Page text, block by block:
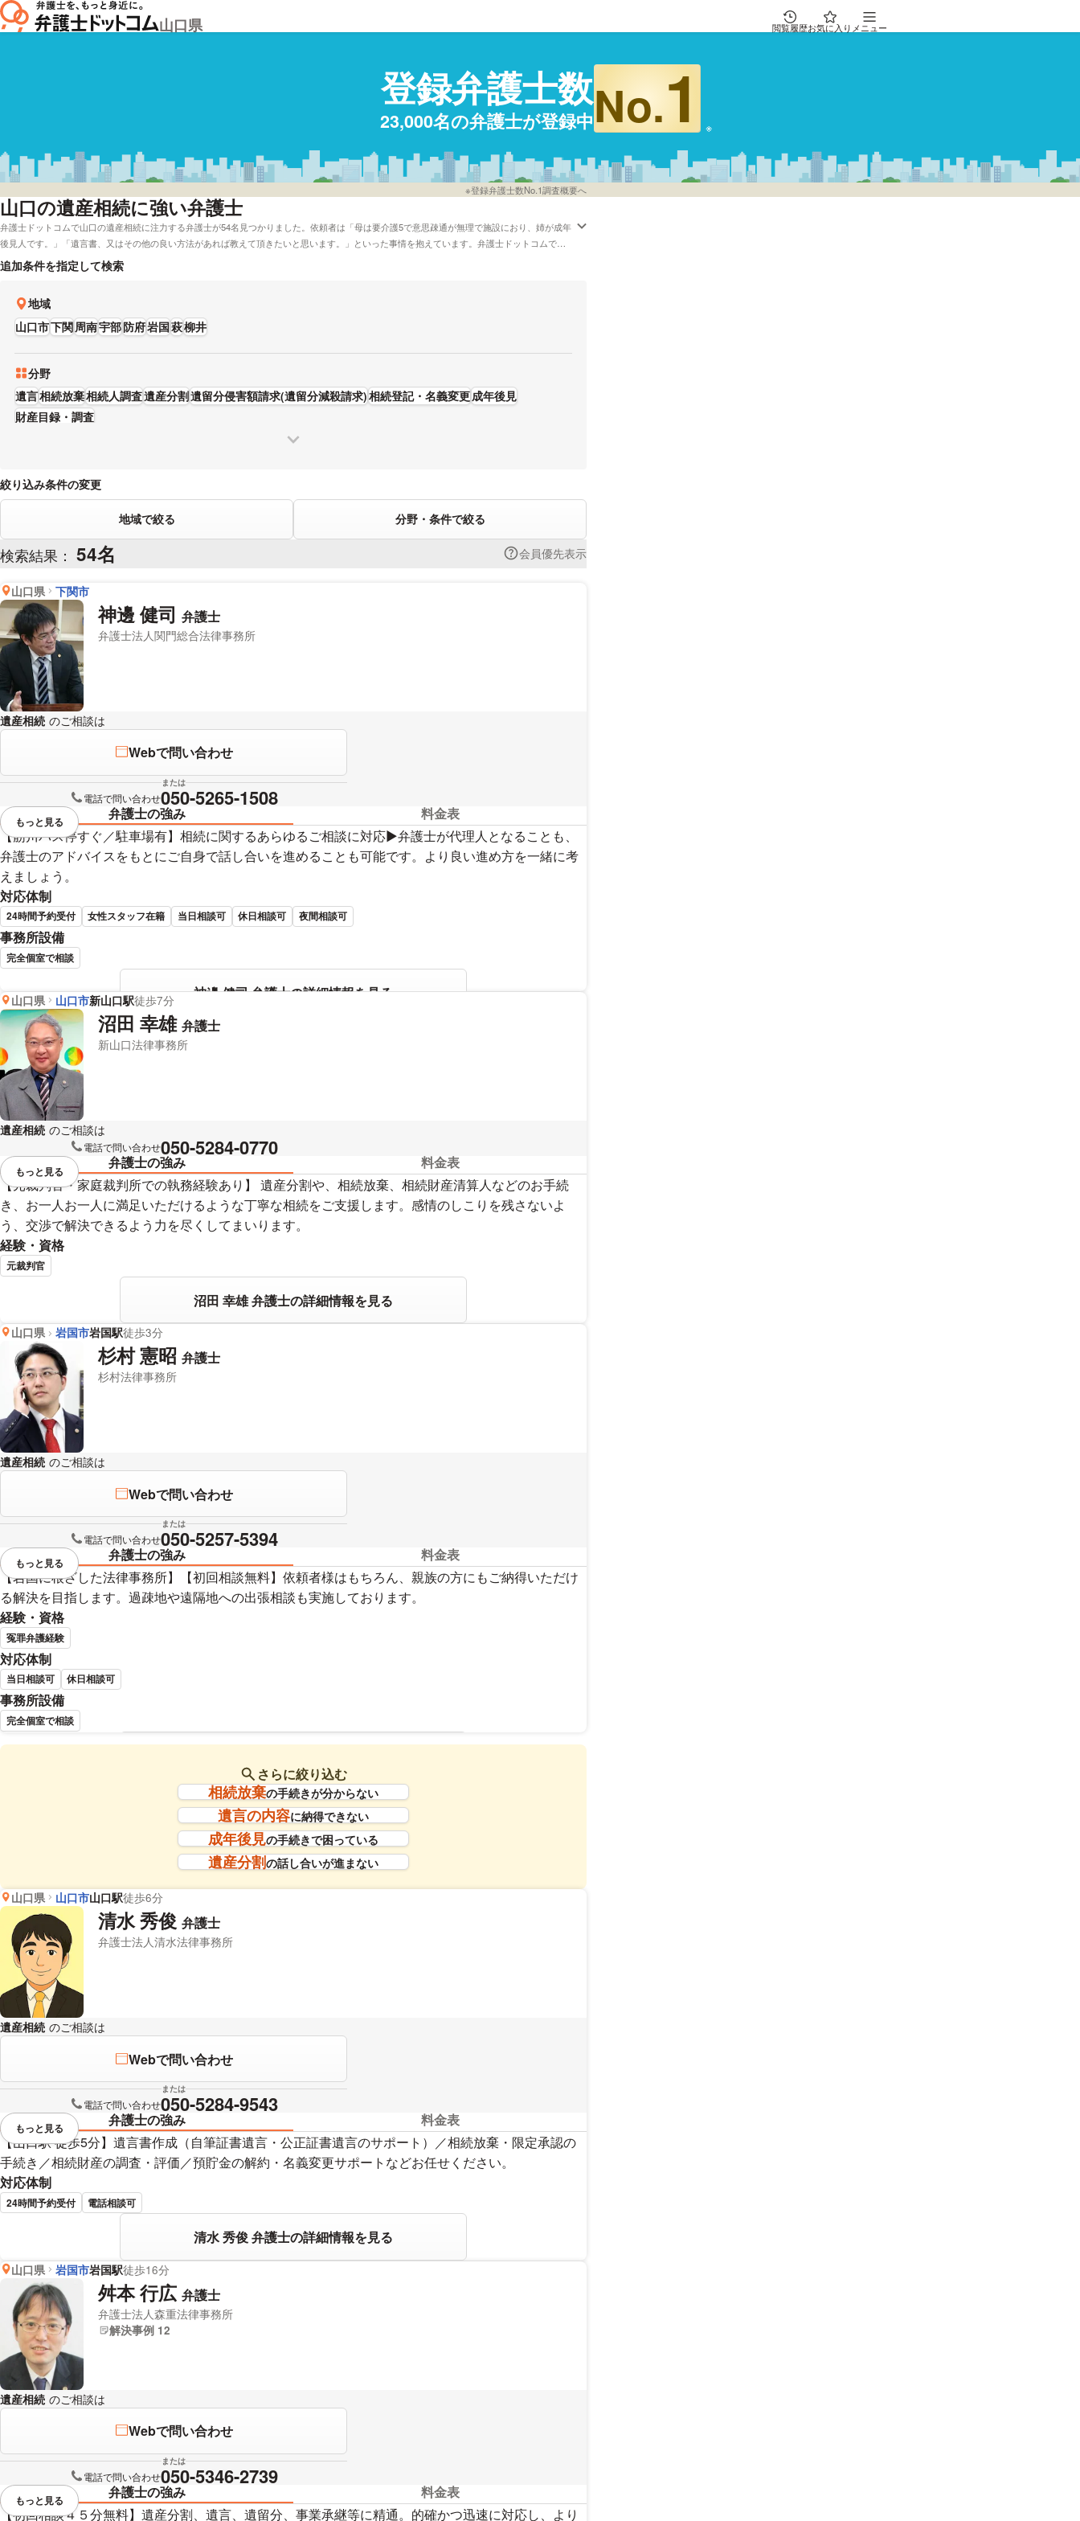
山口県 閲覧履歴お気に入り メニュー
登録弁護士数
23,000名の弁護士が登録中No.1
※登録弁護士数No.1調査概要へ
山口の遺産相続に強い弁護士
弁護士ドットコムで山口の遺産相続に注力する弁護士が54名見つかりました。依頼者は「母は要介護5で意思疎通が無理で施設におり、姉が成年
後見人です。」「遺言書、又はその他の良い方法があれば教えて頂きたいと思います。」といった事情を抱えています。弁護士ドットコムでは
弁護士費用をカード払いで受付している弁護士や山口で着手金無料で受理している弁護士など、色々な条件で調べることができます。例として
「相続分野に強い弁護士や口コミの評価が良い弁護士の選び方などの情報はほとんどチェックしたけど、山口周辺の法律事務所の弁護士を料金
に耳を傾けます。」とおっしゃる方もいます。相続分野のトラブルに巻き込まれている方は報酬基準や英語などの対応言語などの希望を踏まえ
て、条件に沿う弁護士に一度相談をしてみることをおすすめします。
追加条件を指定して検索
地域
山口市下関周南宇部防府岩国萩柳井
分野
遺言相続放棄相続人調査遺産分割遺留分侵害額請求(遺留分減殺請求)相続登記・名義変更成年後見
財産目録・調査
絞り込み条件の変更
地域で絞る 分野・条件で絞る
検索結果： 54名 会員優先表示
山口県 下関市
神邊 健司 弁護士
弁護士法人関門総合法律事務所
遺産相続 のご相談は
Webで問い合わせ
または
電話で問い合わせ050-5265-1508
弁護士の強み
料金表
【筋川バス停すぐ／駐車場有】相続に関するあらゆるご相談に対応▶︎弁護士が代理人となることも、
弁護士のアドバイスをもとにご自身で話し合いを進めることも可能です。より良い進め方を一緒に考
えましょう。
対応体制
24時間予約受付 女性スタッフ在籍 当日相談可 休日相談可 夜間相談可
事務所設備
完全個室で相談
神邊 健司 弁護士の詳細情報を見る
視覚的に省略されている要素を
もっと見る
山口県 山口市新山口駅徒歩7分
沼田 幸雄 弁護士
新山口法律事務所
遺産相続 のご相談は
電話で問い合わせ050-5284-0770
弁護士の強み
料金表
【元裁判官・家庭裁判所での執務経験あり】 遺産分割や、相続放棄、相続財産清算人などのお手続
き、お一人お一人に満足いただけるような丁寧な相続をご支援します。感情のしこりを残さないよ
う、交渉で解決できるよう力を尽くしてまいります。
経験・資格
元裁判官
沼田 幸雄 弁護士の詳細情報を見る
視覚的に省略されている要素を
もっと見る
山口県 岩国市岩国駅徒歩3分
杉村 憲昭 弁護士
杉村法律事務所
遺産相続 のご相談は
Webで問い合わせ
または
電話で問い合わせ050-5257-5394
弁護士の強み
料金表
【岩国に根ざした法律事務所】【初回相談無料】依頼者様はもちろん、親族の方にもご納得いただけ
る解決を目指します。過疎地や遠隔地への出張相談も実施しております。
経験・資格
冤罪弁護経験
対応体制
当日相談可 休日相談可
事務所設備
完全個室で相談
視覚的に省略されている要素を
もっと見る
さらに絞り込む
相続放棄の手続きが分からない
遺言の内容に納得できない
成年後見の手続きで困っている
遺産分割の話し合いが進まない
山口県 山口市山口駅徒歩6分
清水 秀俊 弁護士
弁護士法人清水法律事務所
遺産相続 のご相談は
Webで問い合わせ
または
電話で問い合わせ050-5284-9543
弁護士の強み
料金表
【山口駅 徒歩5分】遺言書作成（自筆証書遺言・公正証書遺言のサポート）／相続放棄・限定承認の
手続き／相続財産の調査・評価／預貯金の解約・名義変更サポートなどお任せください。
対応体制
24時間予約受付 電話相談可
清水 秀俊 弁護士の詳細情報を見る
視覚的に省略されている要素を
もっと見る
山口県 岩国市岩国駅徒歩16分
舛本 行広 弁護士
弁護士法人森重法律事務所
解決事例 12
遺産相続 のご相談は
Webで問い合わせ
または
電話で問い合わせ050-5346-2739
弁護士の強み
料金表
【初回相談４５分無料】遺産分割、遺言、遺留分、事業承継等に精通。的確かつ迅速に対応し、より
視覚的に省略されている要素を
もっと見る